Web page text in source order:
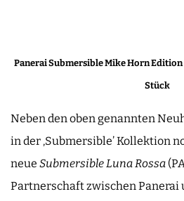
Panerai Submersible Mike Horn
Stück
Neben den oben genannten
in der ‚Submersible’ Kollektion
neue Submersible Luna Rossa
Partnerschaft zwischen